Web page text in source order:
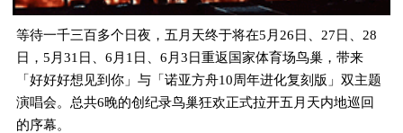
等待一千三百多个日夜，五月天终于将在5月26日、27日、28
日，5月31日、6月1日、6月3日重返国家体育场鸟巢，带来
「好好好想见到你」与「诺亚方舟10周年进化复刻版」双主题
演唱会。总共6晚的创纪录鸟巢狂欢正式拉开五月天内地巡回
的序幕。